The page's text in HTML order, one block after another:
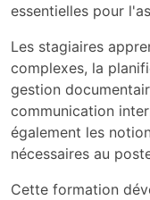
essentielles pour
Les stagiaires
complexes, la
gestion
communication
également les
nécessaires au
Cette formation